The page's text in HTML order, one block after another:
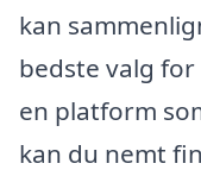
kan
bedste valg
en platform
kan du nemt